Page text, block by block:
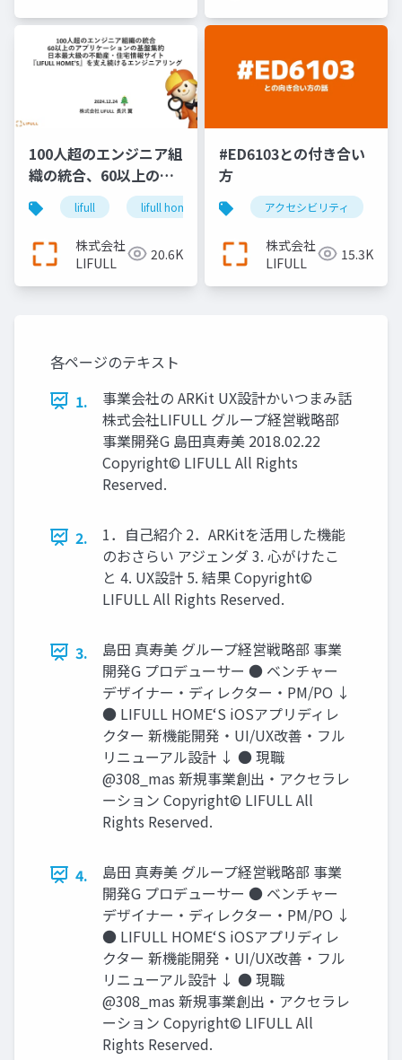
100人超のエンジニア組
織の統合、60以上のア
プリケーションの基盤
集約、日本最大級の不
動産・住宅情報サイト
『LIFULL HOME'S』を
支え続けるエンジニア
lifull lifull home's cto keel
株式会社
LIFULL
20.6K
#ED6103との付き合い
方
アクセシビリティ
株式会社
LIFULL
15.3K
各ページのテキスト
1.
事業会社の ARKit UX設計かいつまみ話
株式会社LIFULL グループ経営戦略部
事業開発G 島田真寿美 2018.02.22
Copyright© LIFULL All Rights
Reserved.
2.
1．自己紹介 2．ARKitを活用した機能
のおさらい アジェンダ 3. 心がけたこ
と 4. UX設計 5. 結果 Copyright©
LIFULL All Rights Reserved.
3.
島田 真寿美 グループ経営戦略部 事業
開発G プロデューサー ● ベンチャー
デザイナー・ディレクター・PM/PO ↓
● LIFULL HOME‘S iOSアプリディレ
クター 新機能開発・UI/UX改善・フル
リニューアル設計 ↓ ● 現職
@308_mas 新規事業創出・アクセラレ
ーション Copyright© LIFULL All
Rights Reserved.
4.
島田 真寿美 グループ経営戦略部 事業
開発G プロデューサー ● ベンチャー
デザイナー・ディレクター・PM/PO ↓
● LIFULL HOME‘S iOSアプリディレ
クター 新機能開発・UI/UX改善・フル
リニューアル設計 ↓ ● 現職
@308_mas 新規事業創出・アクセラレ
ーション Copyright© LIFULL All
Rights Reserved.